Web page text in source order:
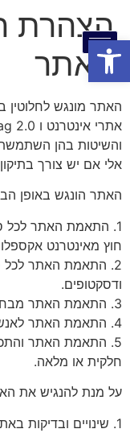
הצהרת
האתר
והשיטות בהן
אלי אם יש צורך
האתר הונגש באופן
1. התאמת האתר לכל
חוץ מאינטרנט
2. התאמת האתר לכל
ודסקטופים.
3. התאמת האתר מבחינת שימוש במקלדת בלבד.
4. התאמת האתר לאנשים עם לקות ראיה חלקית או מלאה.
5. התאמת האתר
חלקית או מלאה.
על מנת להנגיש את
1. שינויים ובדיקות
פתח סרגל